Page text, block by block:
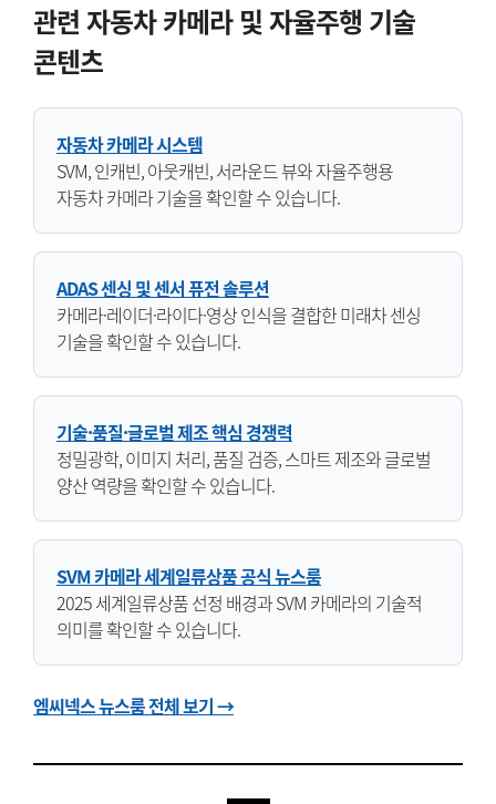
관련 자동차 카메라 및 자율주행 기술
콘텐츠
자동차 카메라 시스템
SVM, 인캐빈, 아웃캐빈, 서라운드 뷰와 자율주행용
자동차 카메라 기술을 확인할 수 있습니다.
ADAS 센싱 및 센서 퓨전 솔루션
카메라·레이더·라이다·영상 인식을 결합한 미래차 센싱
기술을 확인할 수 있습니다.
기술·품질·글로벌 제조 핵심 경쟁력
정밀광학, 이미지 처리, 품질 검증, 스마트 제조와 글로벌
양산 역량을 확인할 수 있습니다.
SVM 카메라 세계일류상품 공식 뉴스룸
2025 세계일류상품 선정 배경과 SVM 카메라의 기술적
의미를 확인할 수 있습니다.
엠씨넥스 뉴스룸 전체 보기 →